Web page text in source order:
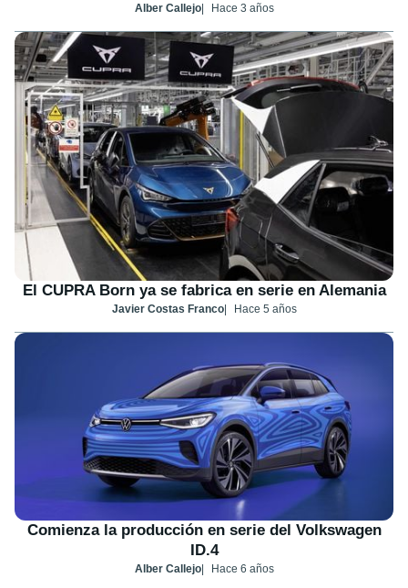
Alber Callejo Hace 3 años
El CUPRA Born ya se fabrica en serie en Alemania
Javier Costas Franco Hace 5 años
Comienza la producción en serie del Volkswagen
ID.4
Alber Callejo Hace 6 años